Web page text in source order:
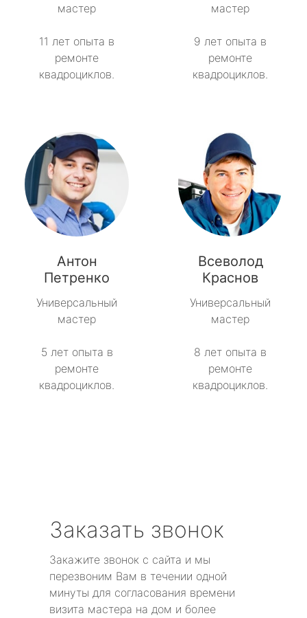
мастер
11 лет опыта в
ремонте
квадроциклов.
мастер
9 лет опыта в
ремонте
квадроциклов.
Антон
Петренко
Универсальный
мастер
5 лет опыта в
ремонте
квадроциклов.
Всеволод
Краснов
Универсальный
мастер
8 лет опыта в
ремонте
квадроциклов.
Заказать звонок
Закажите звонок с сайта и мы
перезвоним Вам в течении одной
минуты для согласования времени
визита мастера на дом и более